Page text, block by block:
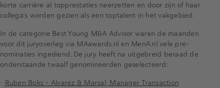
korte carrière al topprestaties neerzetten en door zijn of haar
collega’s worden gezien als een toptalent in het vakgebied.
In de categorie Best Young M&A Advisor waren de maanden
voor dit juryoverleg via MAawards.nl en MenA.nl vele pre-
nominaties ingediend. De jury heeft na uitgebreid beraad de
onderstaande twaalf genomineerden geselecteerd:
• Ruben Boks - Alvarez & Marsal, Manager Transaction